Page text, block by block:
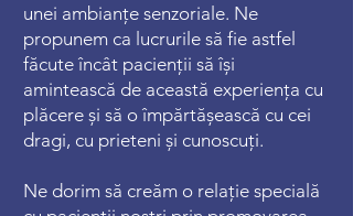
unei ambianțe senzoriale. Ne
propunem ca lucrurile să fie astfel
făcute încât pacienții să își
amintească de această experiența cu
plăcere și să o împărtășească cu cei
dragi, cu prieteni și cunoscuți.
Ne dorim să creăm o relație specială